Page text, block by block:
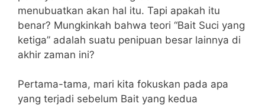
menubuatkan akan hal itu. Tapi apakah itu
benar? Mungkinkah bahwa teori “Bait Suci yang
ketiga” adalah suatu penipuan besar lainnya di
akhir zaman ini?
Pertama-tama, mari kita fokuskan pada apa
yang terjadi sebelum Bait yang kedua